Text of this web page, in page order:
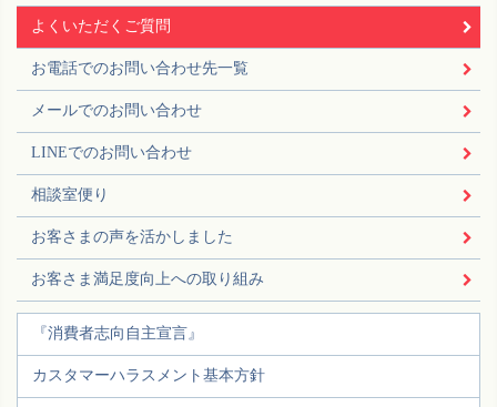
よくいただくご質問
お電話でのお問い合わせ先一覧
メールでのお問い合わせ
LINEでのお問い合わせ
相談室便り
お客さまの声を活かしました
お客さま満足度向上への取り組み
『消費者志向自主宣言』
カスタマーハラスメント基本方針